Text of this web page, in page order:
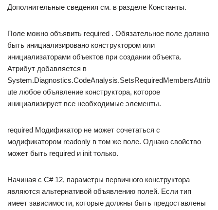
Дополнительные сведения см. в разделе Константы.
Поле можно объявить required . Обязательное поле должно
быть инициализировано конструктором или
инициализаторами объектов при создании объекта.
Атрибут добавляется в
System.Diagnostics.CodeAnalysis.SetsRequiredMembersAttrib
ute любое объявление конструктора, которое
инициализирует все необходимые элементы.
required Модификатор не может сочетаться с
модификатором readonly в том же поле. Однако свойство
может быть required и init только.
Начиная с C# 12, параметры первичного конструктора
являются альтернативой объявлению полей. Если тип
имеет зависимости, которые должны быть предоставлены